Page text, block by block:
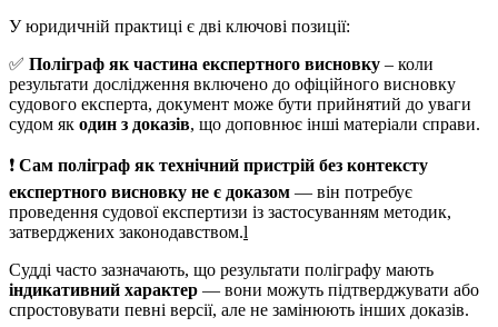
У юридичній практиці є дві ключові позиції:
✅ Поліграф як частина експертного висновку – коли
результати дослідження включено до офіційного висновку
судового експерта, документ може бути прийнятий до уваги
судом як один з доказів, що доповнює інші матеріали справи.
❗ Сам поліграф як технічний пристрій без контексту
експертного висновку не є доказом — він потребує
проведення судової експертизи із застосуванням методик,
затверджених законодавством.l
Судді часто зазначають, що результати поліграфу мають
індикативний характер — вони можуть підтверджувати або
спростовувати певні версії, але не замінюють інших доказів.